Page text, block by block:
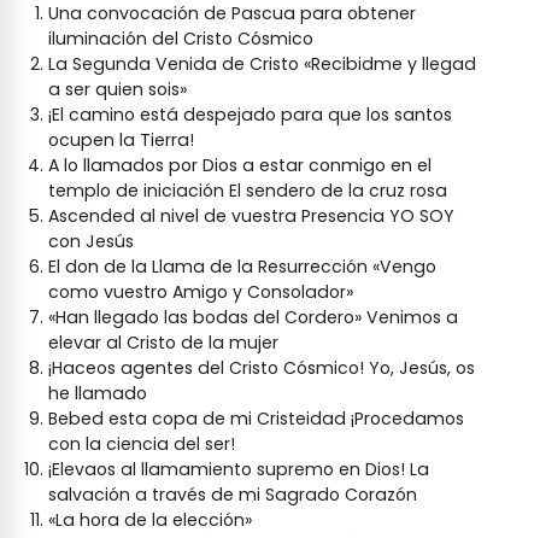
Una convocación de Pascua para obtener
iluminación del Cristo Cósmico
La Segunda Venida de Cristo «Recibidme y llegad
a ser quien sois»
¡El camino está despejado para que los santos
ocupen la Tierra!
A lo llamados por Dios a estar conmigo en el
templo de iniciación El sendero de la cruz rosa
Ascended al nivel de vuestra Presencia YO SOY
con Jesús
El don de la Llama de la Resurrección «Vengo
como vuestro Amigo y Consolador»
«Han llegado las bodas del Cordero» Venimos a
elevar al Cristo de la mujer
¡Haceos agentes del Cristo Cósmico! Yo, Jesús, os
he llamado
Bebed esta copa de mi Cristeidad ¡Procedamos
con la ciencia del ser!
¡Elevaos al llamamiento supremo en Dios! La
salvación a través de mi Sagrado Corazón
«La hora de la elección»